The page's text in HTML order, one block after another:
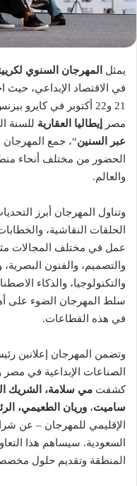
يمثل المهرجان السنوي
في الاقتصاد الإبداعي،
21 و22 أكتوبر في
مصر إيطاليا العقارية للسنة
عبر السنين
الحضور من مختلف أنحاء
والعالم.
وتناول المهرجان أبرز
الحلقات النقاشية،
عمل في مختلف المجالات مثل:
والتصميم، والفنون البصرية،
والتكنولوجيا، والذكاء
سلط المهرجان الضوء على
في هذه القطاعات.
وتضمن المهرجان إعلانين
الصناعات الإبداعية في مصر
كشفت مي سلامة، الشريك
ساميت، وريان الطعيمي،
الإقليمي للمهرجان – عن
السعودية. سيساهم هذا
المنطقة وتقديم حلول